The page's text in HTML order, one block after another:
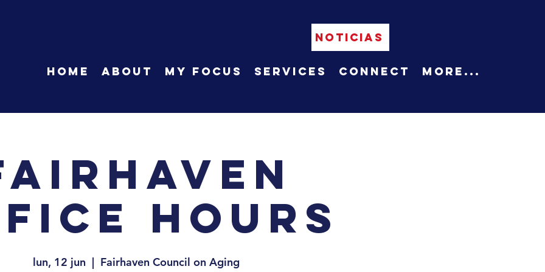
NOTICIAS
HOME About My Focus Services Connect More...
Hours
lun, 12 jun
  |
Fairhaven Council on Aging